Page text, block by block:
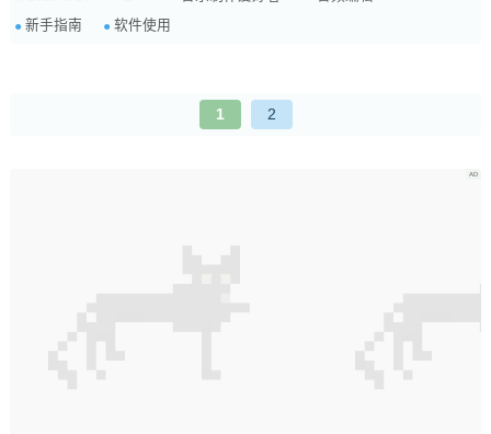
和Ableton Live则提供了更丰富的功能，适合有一定基础的用户。 学习基本
操作 一旦选择了软件，接下来就是学习基本操作。大多数音频编辑软件都
新手指南
软件使用
1 2